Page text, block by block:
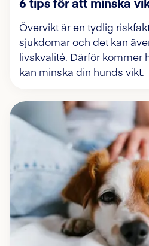
Övervikt är en tydlig
sjukdomar och det kan
livskvalité. Därför kommer
kan minska din hunds vikt.